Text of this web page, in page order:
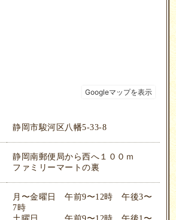
静岡市駿河区八幡5-33-8
静岡南郵便局から西へ１００ｍ
ファミリーマートの裏
月〜金曜日 午前9〜12時 午後3〜
7時